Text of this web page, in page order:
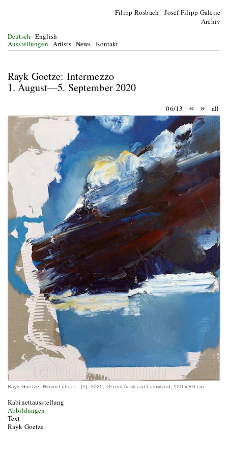
Filipp Rosbach Josef Filipp Galerie
Archiv
Deutsch English
Ausstellungen Artists News Kontakt
Rayk Goetze: Intermezzo
1. August—5. September 2020
06/13 « » all
Rayk Goetze: Himmel über L. [1], 2020, Öl und Acryl auf Leinwand, 100 x 80 cm
Kabinettausstellung
Abbildungen
Text
Rayk Goetze